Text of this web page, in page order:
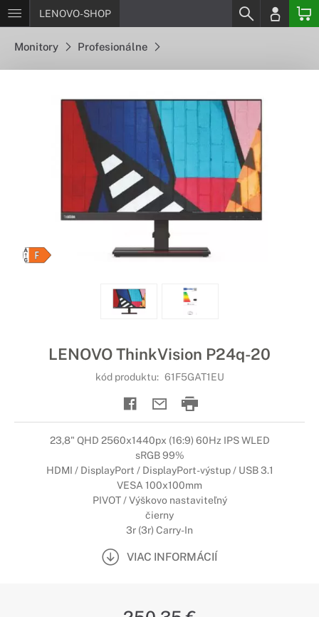
LENOVO-SHOP
Monitory Profesionálne
LENOVO ThinkVision P24q-20
kód produktu: 61F5GAT1EU
23,8" QHD 2560x1440px (16:9) 60Hz IPS WLED
sRGB 99%
HDMI / DisplayPort / DisplayPort-výstup / USB 3.1
VESA 100x100mm
PIVOT / Výškovo nastaviteľný
čierny
3r (3r) Carry-In
VIAC INFORMÁCIÍ